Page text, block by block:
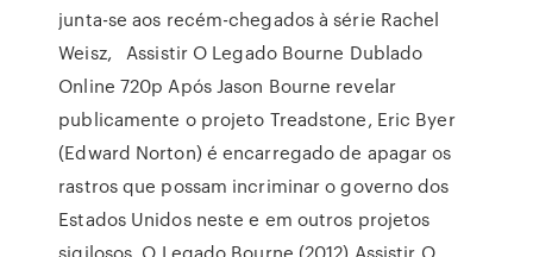
junta-se aos recém-chegados à série Rachel
Weisz, Assistir O Legado Bourne Dublado
Online 720p Após Jason Bourne revelar
publicamente o projeto Treadstone, Eric Byer
(Edward Norton) é encarregado de apagar os
rastros que possam incriminar o governo dos
Estados Unidos neste e em outros projetos
sigilosos. O Legado Bourne (2012) Assistir O